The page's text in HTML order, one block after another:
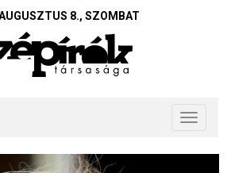
8., SZOMBAT
Toggle